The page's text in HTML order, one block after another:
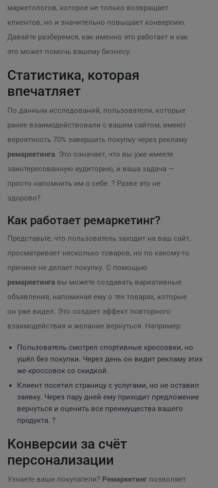
маркетологов, которое не только возвращает
клиентов, но и значительно повышает конверсию.
Давайте разберемся, как именно это работает и как
это может помочь вашему бизнесу.
Статистика, которая
впечатляет
По данным исследований, пользователи, которые
ранее взаимодействовали с вашим сайтом, имеют
вероятность 70% завершить покупку через рекламу
ремаркетинга. Это означает, что вы уже имеете
заинтересованную аудиторию, и ваша задача —
просто напомнить им о себе. ? Разве это не
здорово?
Как работает ремаркетинг?
Представьте, что пользователь заходит на ваш сайт,
просматривает несколько товаров, но по какому-то
причине не делает покупку. С помощью
ремаркетинга вы можете создавать вариативные
объявления, напоминая ему о тех товарах, которые
он уже видел. Это создает эффект повторного
взаимодействия и желание вернуться. Например:
Пользователь смотрел спортивные кроссовки, но
ушёл без покупки. Через день он видит рекламу этих
же кроссовок со скидкой.
Клиент посетил страницу с услугами, но не оставил
заявку. Через пару дней ему приходит предложение
вернуться и оценить все преимущества вашего
продукта. ?
Конверсии за счёт
персонализации
Узнаете ваши покупатели? Ремаркетинг позволяет